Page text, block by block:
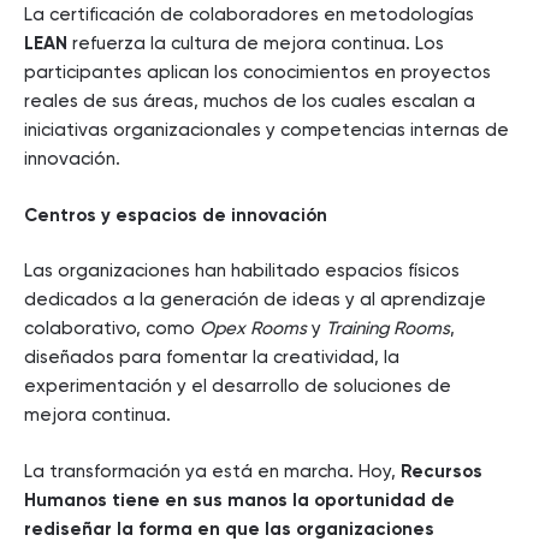
La certificación de colaboradores en metodologías
LEAN refuerza la cultura de mejora continua. Los
participantes aplican los conocimientos en proyectos
reales de sus áreas, muchos de los cuales escalan a
iniciativas organizacionales y competencias internas de
innovación.
Centros y espacios de innovación
Las organizaciones han habilitado espacios físicos
dedicados a la generación de ideas y al aprendizaje
colaborativo, como Opex Roomsy Training Rooms,
diseñados para fomentar la creatividad, la
experimentación y el desarrollo de soluciones de
mejora continua.
La transformación ya está en marcha. Hoy, Recursos
Humanos tiene en sus manos la oportunidad de
rediseñar la forma en que las organizaciones